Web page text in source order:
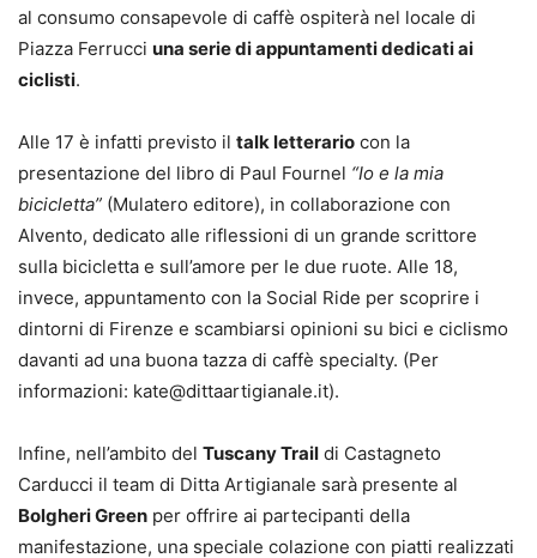
al consumo consapevole di caffè ospiterà nel locale di
Piazza Ferrucci una serie di appuntamenti dedicati ai
ciclisti.
Alle 17 è infatti previsto il talk letterario con la
presentazione del libro di Paul Fournel “Io e la mia
bicicletta” (Mulatero editore), in collaborazione con
Alvento, dedicato alle riflessioni di un grande scrittore
sulla bicicletta e sull’amore per le due ruote. Alle 18,
invece, appuntamento con la Social Ride per scoprire i
dintorni di Firenze e scambiarsi opinioni su bici e ciclismo
davanti ad una buona tazza di caffè specialty. (Per
informazioni: kate@dittaartigianale.it).
Infine, nell’ambito del Tuscany Trail di Castagneto
Carducci il team di Ditta Artigianale sarà presente al
Bolgheri Green per offrire ai partecipanti della
manifestazione, una speciale colazione con piatti realizzati